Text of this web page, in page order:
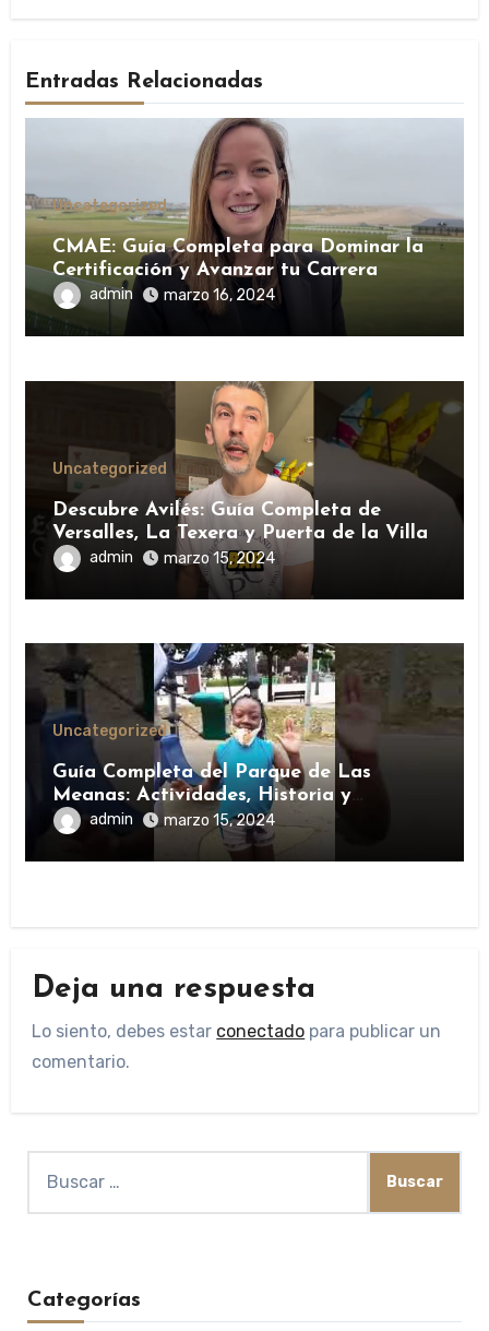
Entradas Relacionadas
Uncategorized
CMAE: Guía Completa para Dominar la
Certificación y Avanzar tu Carrera
admin marzo 16, 2024
Uncategorized
Descubre Avilés: Guía Completa de
Versalles, La Texera y Puerta de la Villa
admin marzo 15, 2024
Uncategorized
Guía Completa del Parque de Las
Meanas: Actividades, Historia y
Consejos de Visita
admin marzo 15, 2024
Deja una respuesta
Lo siento, debes estar conectado para publicar un
comentario.
Categorías